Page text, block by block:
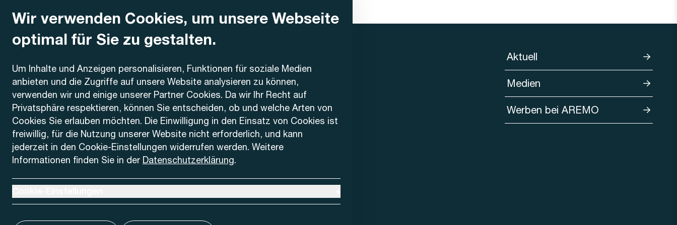
Wir verwenden Cookies, um unsere Webseite
optimal für Sie zu gestalten.
Um Inhalte und Anzeigen personalisieren, Funktionen für soziale Medien
anbieten und die Zugriffe auf unsere Website analysieren zu können,
verwenden wir und einige unserer Partner Cookies. Da wir Ihr Recht auf
Privatsphäre respektieren, können Sie entscheiden, ob und welche Arten von
Cookies Sie erlauben möchten. Die Einwilligung in den Einsatz von Cookies ist
freiwillig, für die Nutzung unserer Website nicht erforderlich, und kann
jederzeit in den Cookie-Einstellungen widerrufen werden. Weitere
Informationen finden Sie in der Datenschutzerklärung.
AREMO
Busbetrieb Solothurn Grenchen und Umgebung AG
Dornacherstrasse 48
4500 Solothurn
Telefon
+41 32 622 37 22
Kontaktformular
Aktuell
Medien
Werben bei AREMO